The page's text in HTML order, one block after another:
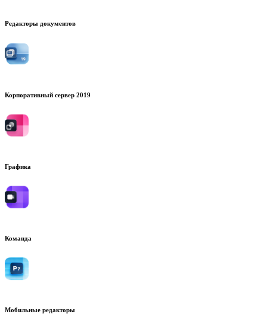
Редакторы документов
Корпоративный сервер 2019
Графика
Команда
Мобильные редакторы